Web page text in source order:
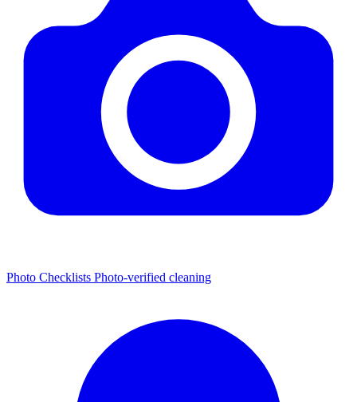
Photo Checklists Photo-verified cleaning